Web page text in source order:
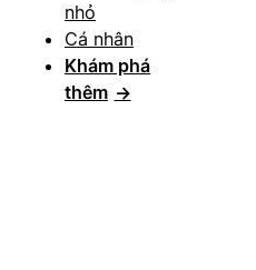
nhỏ
Cá nhân
Khám phá
thêm →